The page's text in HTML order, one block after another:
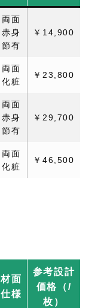
両面
赤身
節有
￥14,900
両面
化粧
￥23,800
両面
赤身
節有
￥29,700
両面
化粧
￥46,500
材面
仕様
参考設計
価格（/
枚）